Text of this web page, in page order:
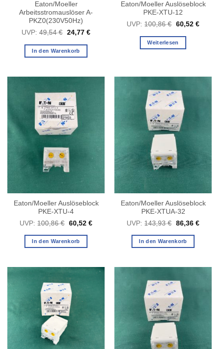
Eaton/Moeller
Arbeitsstromauslöser A-
PKZ0(230V50Hz)
UVP: 49,54€ Ursprünglicher
war:
49,54 €
24,77 €Aktueller
In den Warenkorb
Eaton/Moeller Auslöseblock
PKE-XTU-12
UVP: 100,86€
war:
100,86 €
60,52 €
Weiterlesen
Eaton/Moeller Auslöseblock
PKE-XTU-4
UVP: 100,86€ Ursprünglicher
Preis
war:
100,86 €
60,52 €Aktueller
In den Warenkorb
Eaton/Moeller Auslöseblock
PKE-XTUA-32
UVP: 143,93€
Preis
war:
143,93 €
86,36 €
In den Warenkorb